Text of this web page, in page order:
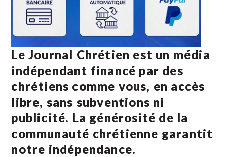
Le Journal Chrétien est un média
indépendant financé par des
chrétiens comme vous, en accès
libre, sans subventions ni
publicité. La générosité de la
communauté chrétienne garantit
notre indépendance.